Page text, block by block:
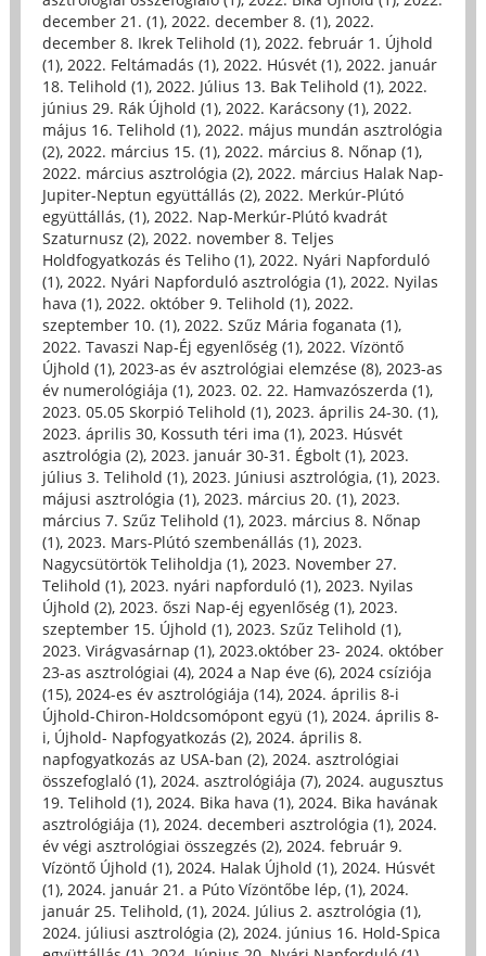
december 21. (1), 2022. december 8. (1), 2022.
december 8. Ikrek Telihold (1), 2022. február 1. Újhold
(1), 2022. Feltámadás (1), 2022. Húsvét (1), 2022. január
18. Telihold (1), 2022. Július 13. Bak Telihold (1), 2022.
június 29. Rák Újhold (1), 2022. Karácsony (1), 2022.
május 16. Telihold (1), 2022. május mundán asztrológia
(2), 2022. március 15. (1), 2022. március 8. Nőnap (1),
2022. március asztrológia (2), 2022. március Halak Nap-
Jupiter-Neptun együttállás (2), 2022. Merkúr-Plútó
együttállás, (1), 2022. Nap-Merkúr-Plútó kvadrát
Szaturnusz (2), 2022. november 8. Teljes
Holdfogyatkozás és Teliho (1), 2022. Nyári Napforduló
(1), 2022. Nyári Napforduló asztrológia (1), 2022. Nyilas
hava (1), 2022. október 9. Telihold (1), 2022.
szeptember 10. (1), 2022. Szűz Mária foganata (1),
2022. Tavaszi Nap-Éj egyenlőség (1), 2022. Vízöntő
Újhold (1), 2023-as év asztrológiai elemzése (8), 2023-as
év numerológiája (1), 2023. 02. 22. Hamvazószerda (1),
2023. 05.05 Skorpió Telihold (1), 2023. április 24-30. (1),
2023. április 30, Kossuth téri ima (1), 2023. Húsvét
asztrológia (2), 2023. január 30-31. Égbolt (1), 2023.
július 3. Telihold (1), 2023. Júniusi asztrológia, (1), 2023.
májusi asztrológia (1), 2023. március 20. (1), 2023.
március 7. Szűz Telihold (1), 2023. március 8. Nőnap
(1), 2023. Mars-Plútó szembenállás (1), 2023.
Nagycsütörtök Teliholdja (1), 2023. November 27.
Telihold (1), 2023. nyári napforduló (1), 2023. Nyilas
Újhold (2), 2023. őszi Nap-éj egyenlőség (1), 2023.
szeptember 15. Újhold (1), 2023. Szűz Telihold (1),
2023. Virágvasárnap (1), 2023.október 23- 2024. október
23-as asztrológiai (4), 2024 a Nap éve (6), 2024 csíziója
(15), 2024-es év asztrológiája (14), 2024. április 8-i
Újhold-Chiron-Holdcsomópont együ (1), 2024. április 8-
i, Újhold- Napfogyatkozás (2), 2024. április 8.
napfogyatkozás az USA-ban (2), 2024. asztrológiai
összefoglaló (1), 2024. asztrológiája (7), 2024. augusztus
19. Telihold (1), 2024. Bika hava (1), 2024. Bika havának
asztrológiája (1), 2024. decemberi asztrológia (1), 2024.
év végi asztrológiai összegzés (2), 2024. február 9.
Vízöntő Újhold (1), 2024. Halak Újhold (1), 2024. Húsvét
(1), 2024. január 21. a Púto Vízöntőbe lép, (1), 2024.
január 25. Telihold, (1), 2024. Július 2. asztrológia (1),
2024. júliusi asztrológia (2), 2024. június 16. Hold-Spica